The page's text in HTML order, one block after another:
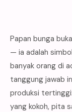
Papan bunga
— ia adalah
banyak orang di
tanggung jawab
produksi
yang kokoh, pita